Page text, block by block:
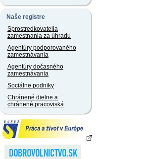
Naše registre
Sprostredkovatelia
zamestnania za úhradu
Agentúry podporovaného
zamestnávania
Agentúry dočasného
zamestnávania
Sociálne podniky
Chránené dielne a
chránené pracoviská